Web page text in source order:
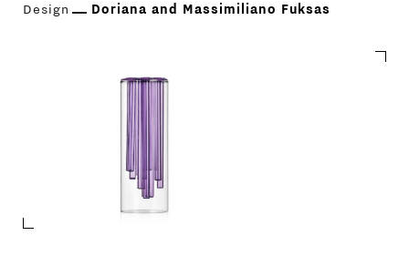
Design
Doriana and Massimiliano Fuksas